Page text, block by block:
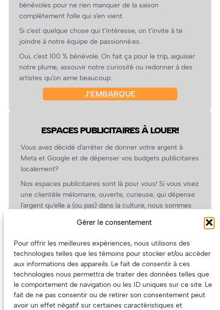
Gérer le consentement
Pour offrir les meilleures expériences, nous utilisons des
technologies telles que les témoins pour stocker et/ou accéder
aux informations des appareils. Le fait de consentir à ces
technologies nous permettra de traiter des données telles que
le comportement de navigation ou les ID uniques sur ce site. Le
fait de ne pas consentir ou de retirer son consentement peut
avoir un effet négatif sur certaines caractéristiques et
bénévoles pour ne rien manquer de la saison
complètement folle qui s’en vient.
Si c’est quelque chose qui t’intéresse, on t’invite à te
joindre à notre équipe de passionné.es.
Oui, c’est 100 % bénévole. On fait ça pour le trip, aiguiser
notre plume, assouvir notre curiosité ou redonner à des
artistes qu’on aime beaucoup.
J’EMBARQUE
ESPACES PUBLICITAIRES À LOUER!
Vous avez décidé d’arrêter de donner votre argent à
Meta et Google et de dépenser vos budgets publicitaires
localement?
Nos espaces publicitaires sont là pour vous! Si vous visez
une clientèle mélomane, ouverte, curieuse, qui dépense
l’argent qu’elle a (ou pas) dans la culture, nous sommes
revient.
(Oui, on va avoir des tarifs spéciaux pour vous, les
artistes!)